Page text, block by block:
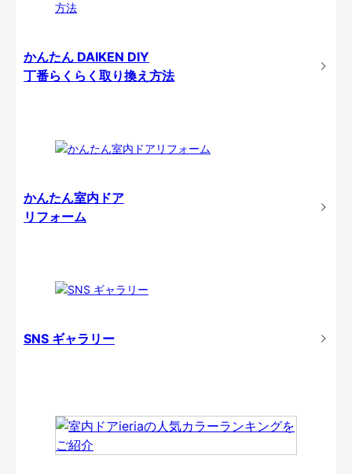
かんたん DAIKEN DIY
丁番らくらく取り換え方法
かんたん室内ドア
リフォーム
SNS ギャラリー